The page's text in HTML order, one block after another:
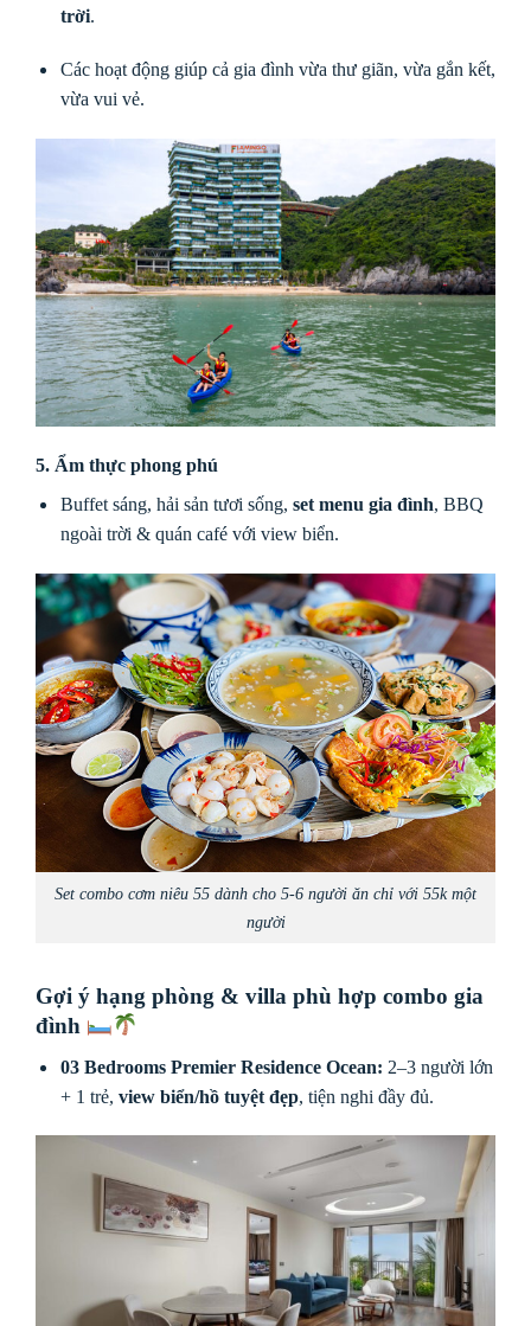
trời.
Các hoạt động giúp cả gia đình vừa thư giãn, vừa gắn kết,
vừa vui vẻ.
5. Ẩm thực phong phú
Buffet sáng, hải sản tươi sống, set menu gia đình, BBQ
ngoài trời & quán café với view biển.
Set combo cơm niêu 55 dành cho 5-6 người ăn chỉ với 55k một
người
Gợi ý hạng phòng & villa phù hợp combo gia
đình
03 Bedrooms Premier Residence Ocean: 2–3 người lớn
+ 1 trẻ, view biển/hồ tuyệt đẹp, tiện nghi đầy đủ.